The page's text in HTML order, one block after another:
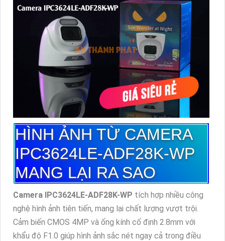
HÌNH ẢNH TỪ CAMERA
IPC3624LE-ADF28K-WP
MANG LẠI RA SAO
Camera IPC3624LE-ADF28K-WP tích hợp nhiều công
nghệ hình ảnh tiên tiến, mang lại chất lượng vượt trội.
Cảm biến CMOS 4MP và ống kính cố định 2.8mm với
khẩu độ F1.0 giúp hình ảnh sắc nét ngay cả trong điều